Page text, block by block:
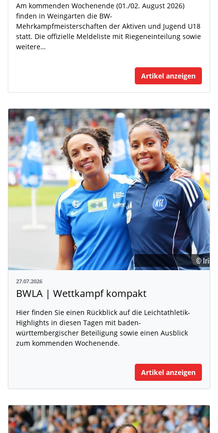
Am kommenden Wochenende (01./02. August 2026)
finden in Weingarten die BW-
Mehrkampfmeisterschaften der Aktiven und Jugend U18
statt. Die offizielle Meldeliste mit Riegeneinteilung sowie
weitere…
Artikel anzeigen
27.07.2026
BWLA | Wettkampf kompakt
Hier finden Sie einen Rückblick auf die Leichtathletik-
Highlights in diesen Tagen mit baden-
württembergischer Beteiligung sowie einen Ausblick
zum kommenden Wochenende.
Artikel anzeigen